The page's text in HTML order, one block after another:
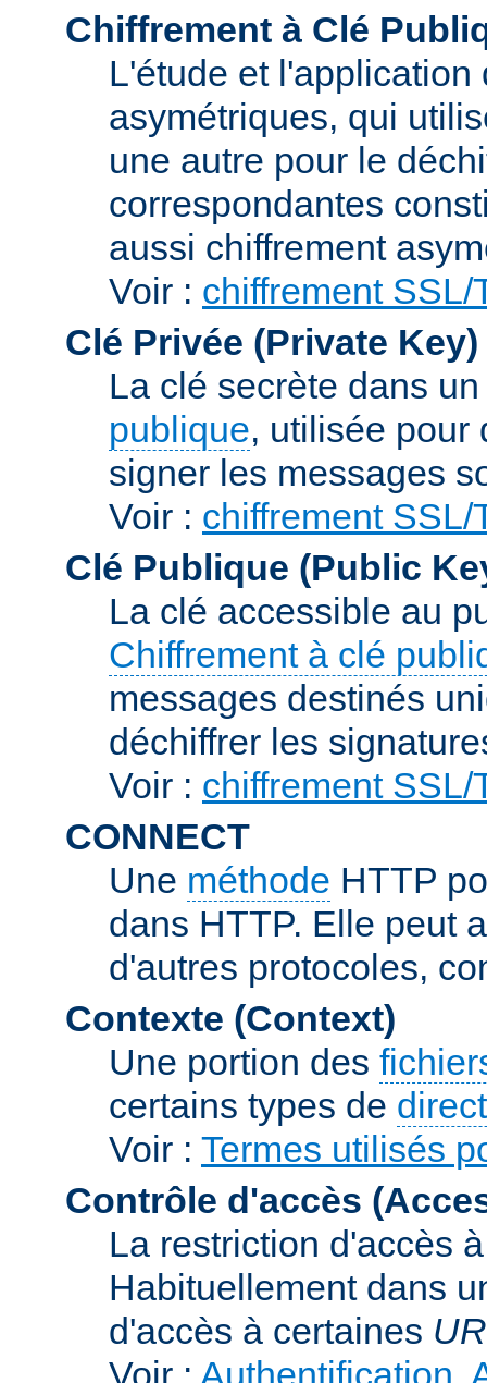
Chiffrement à Clé
L'étude et
asymétriques, qui
une autre pour le
correspondantes
aussi chiffrement
Voir : chiffrement SSL/
Clé Privée (Private Key)
La clé secrète dans
publique, utilisée pour
signer les messages
Voir : chiffrement SSL/
Clé Publique (Public
La clé accessible au
Chiffrement à clé
messages destinés
déchiffrer les
Voir : chiffrement SSL/
CONNECT
Une méthode HTTP
dans HTTP. Elle peut
d'autres protocoles,
Contexte (Context)
Une portion des
certains types de
Voir : Termes utilisés
Contrôle d'accès
La restriction d'accès
Habituellement dans
d'accès à certaines
Voir : Authentification,